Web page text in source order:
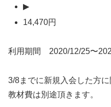
▶
14,470円
利用期間 2020/12/25〜
3/8までに新規入会した方
教材費は別途頂きます。